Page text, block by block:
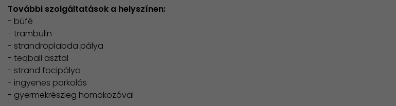
További szolgáltatások a helyszínen:
- büfé
- trambulin
- strandröplabda pálya
- teqball asztal
- strand focipálya
- ingyenes parkolás
- gyermekrészleg homokozóval